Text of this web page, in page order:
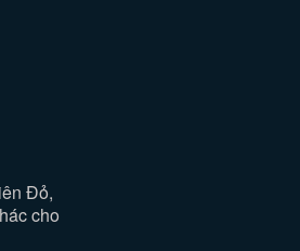
Đỏ,
cho